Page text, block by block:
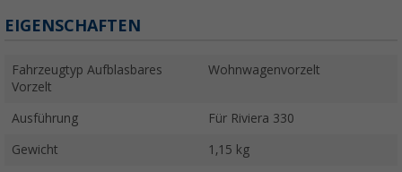
EIGENSCHAFTEN
Fahrzeugtyp Aufblasbares
Vorzelt
Wohnwagenvorzelt
Ausführung Für Riviera 330
Gewicht 1,15 kg